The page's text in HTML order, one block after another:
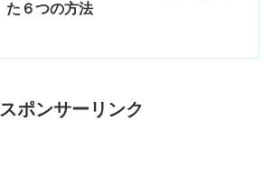
た６つの方法
スポンサーリンク